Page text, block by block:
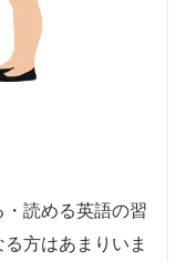
読める英語の習
方はあまりいま